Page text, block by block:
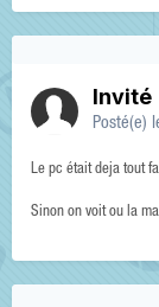
Invité
Posté(e)
Le pc était deja tout
Sinon on voit ou la